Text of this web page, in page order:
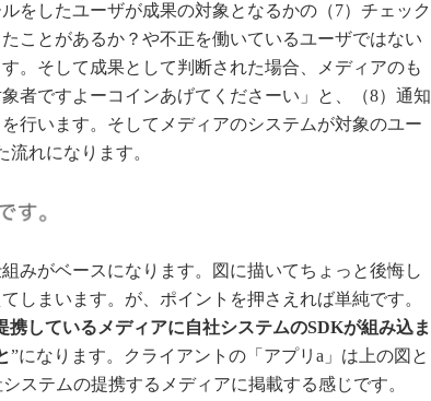
をしたユーザが成果の対象となるかの（7）チェック
ことがあるか？や不正を働いているユーザではない
。そして成果として判断された場合、メディアのも
者ですよーコインあげてくださーい」と、（8）通知
行います。そしてメディアのシステムが対象のユー
れになります。
みがベースになります。図に描いてちょっと後悔し
しまいます。が、ポイントを押さえれば単純です。
携しているメディアに自社システムのSDKが組み込ま
”になります。クライアントの「アプリa」は上の図と
ステムの提携するメディアに掲載する感じです。